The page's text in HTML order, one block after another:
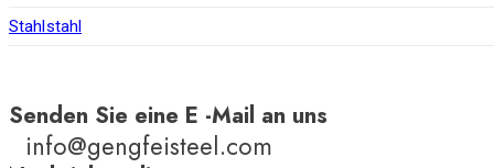
Stahlstahl
Senden Sie eine E -Mail an uns
info@gengfeisteel.com